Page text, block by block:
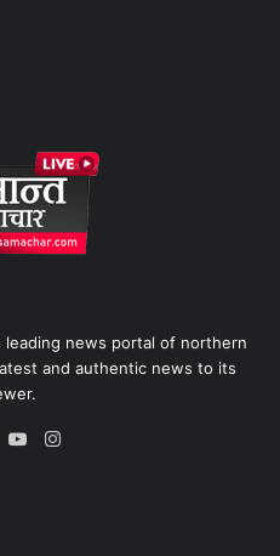
leading news portal of northern
and authentic news to its
Instagram